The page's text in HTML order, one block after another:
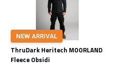
NEW ARRIVAL
ThruDark Heritech MOORLAND
Fleece Obsidi